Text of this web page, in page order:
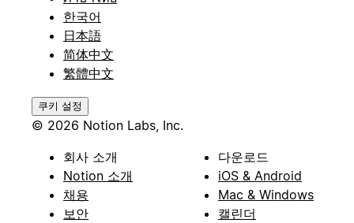
한국어
日本語
简体中文
繁體中文
쿠키 설정
© 2026 Notion Labs, Inc.
회사 소개
Notion 소개
채용
보안
다운로드
iOS & Android
Mac & Windows
캘린더